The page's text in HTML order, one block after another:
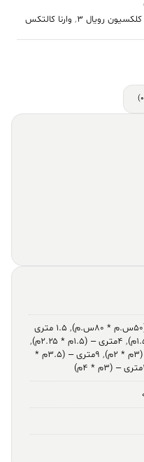
کلکسیون رویال 3 , وارنا کالتکس
,
۱.۵ متری
, ۴متری – (۱.۵م * ۲.۲۵م)
,
,
۹متری – (۳.۵م *